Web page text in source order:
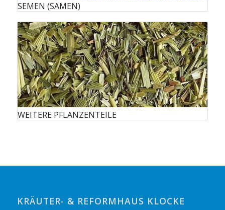
SEMEN (SAMEN)
WEITERE PFLANZENTEILE
KRÄUTER- & REFORMHAUS KLOCKE